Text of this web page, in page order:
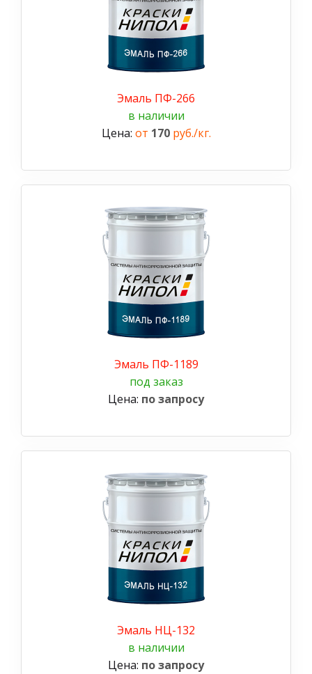
Эмаль ПФ-266
в наличии
Цена: от 170руб./кг.
Эмаль ПФ-1189
под заказ
Цена: по запросу
Эмаль НЦ-132
в наличии
Цена: по запросу